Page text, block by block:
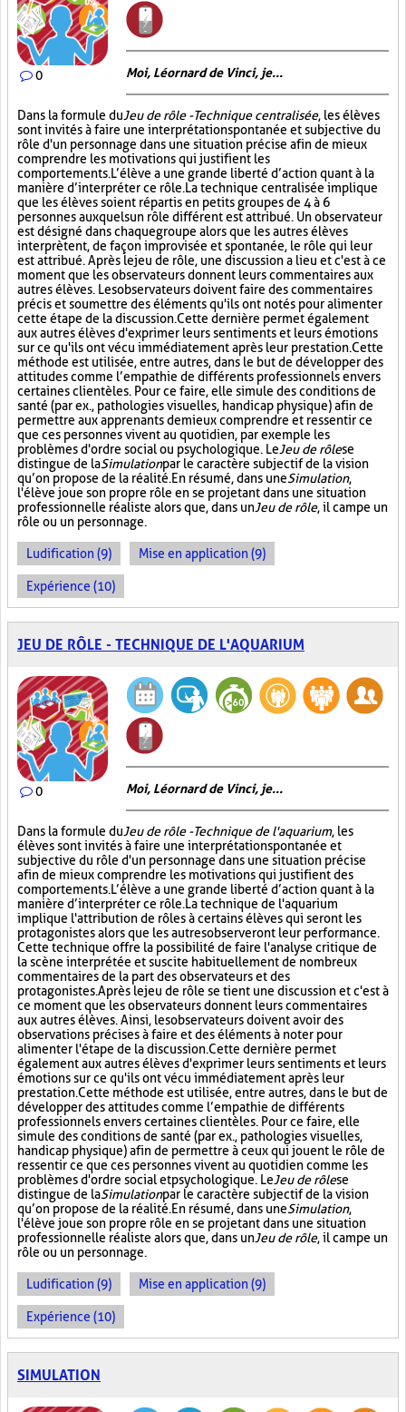
0 Moi, Léornard de Vinci, je...
Dans la formule duJeu de rôle - Technique centralisée, les élèves
sont invités à faire une interprétation spontanée et subjective du
rôle d'un personnage dans une situation précise afin de mieux
comprendre les motivations qui justifient les
comportements. L’élève a une grande liberté d’action quant à la
manière d’interpréter ce rôle. La technique centralisée implique
que les élèves soient répartis en petits groupes de 4 à 6
personnes auxquels un rôle différent est attribué. Un observateur
est désigné dans chaque groupe alors que les autres élèves
interprètent, de façon improvisée et spontanée, le rôle qui leur
est attribué. Après le jeu de rôle, une discussion a lieu et c'est à ce
moment que les observateurs donnent leurs commentaires aux
autres élèves. Les observateurs doivent faire des commentaires
précis et soumettre des éléments qu'ils ont notés pour alimenter
cette étape de la discussion. Cette dernière permet également
aux autres élèves d'exprimer leurs sentiments et leurs émotions
sur ce qu'ils ont vécu immédiatement après leur prestation. Cette
méthode est utilisée, entre autres, dans le but de développer des
attitudes comme l’empathie de différents professionnels envers
certaines clientèles. Pour ce faire, elle simule des conditions de
santé (par ex., pathologies visuelles, handicap physique) afin de
permettre aux apprenants de mieux comprendre et ressentir ce
que ces personnes vivent au quotidien, par exemple les
problèmes d'ordre social ou psychologique. LeJeu de rôlese
distingue de laSimulationpar le caractère subjectif de la vision
qu’on propose de la réalité. En résumé, dans uneSimulation,
l'élève joue son propre rôle en se projetant dans une situation
professionnelle réaliste alors que, dans unJeu de rôle, il campe un
rôle ou un personnage.
Ludification (9) Mise en application (9)
Expérience (10)
JEU DE RÔLE - TECHNIQUE DE L'AQUARIUM
0 Moi, Léornard de Vinci, je...
Dans la formule duJeu de rôle - Technique de l'aquarium, les
élèves sont invités à faire une interprétation spontanée et
subjective du rôle d'un personnage dans une situation précise
afin de mieux comprendre les motivations qui justifient des
comportements. L’élève a une grande liberté d’action quant à la
manière d’interpréter ce rôle. La technique de l'aquarium
implique l'attribution de rôles à certains élèves qui seront les
protagonistes alors que les autres observeront leur performance.
Cette technique offre la possibilité de faire l'analyse critique de
la scène interprétée et suscite habituellement de nombreux
commentaires de la part des observateurs et des
protagonistes. Après le jeu de rôle se tient une discussion et c'est à
ce moment que les observateurs donnent leurs commentaires
aux autres élèves. Ainsi, les observateurs doivent avoir des
observations précises à faire et des éléments à noter pour
alimenter l'étape de la discussion. Cette dernière permet
également aux autres élèves d'exprimer leurs sentiments et leurs
émotions sur ce qu'ils ont vécu immédiatement après leur
prestation. Cette méthode est utilisée, entre autres, dans le but de
développer des attitudes comme l’empathie de différents
professionnels envers certaines clientèles. Pour ce faire, elle
simule des conditions de santé (par ex., pathologies visuelles,
handicap physique) afin de permettre à ceux qui jouent le rôle de
ressentir ce que ces personnes vivent au quotidien comme les
problèmes d'ordre social et psychologique. LeJeu de rôlese
distingue de laSimulationpar le caractère subjectif de la vision
qu’on propose de la réalité. En résumé, dans uneSimulation,
l'élève joue son propre rôle en se projetant dans une situation
professionnelle réaliste alors que, dans unJeu de rôle, il campe un
rôle ou un personnage.
Ludification (9) Mise en application (9)
Expérience (10)
SIMULATION